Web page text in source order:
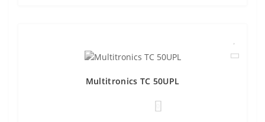
Multitronics TC 50UPL